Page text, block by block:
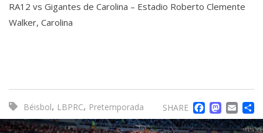
RA12 vs Gigantes de Carolina – Estadio Roberto Clemente
Walker, Carolina
Béisbol, LBPRC, Pretemporada SHARE